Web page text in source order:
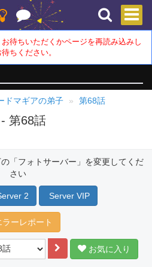
待ちいただくかページを再読み込みし
ちください。
ドマギアの弟子 第68話
- 第68話
「フォトサーバー」を変更してくだ
さい
2 Server VIP
ラーレポート
お気に入り